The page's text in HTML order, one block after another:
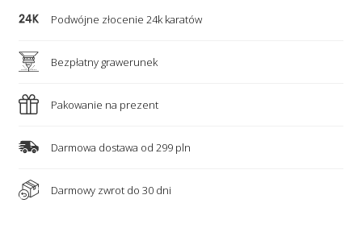
symbol
miłości
Podwójne złocenie 24k karatów
Bezpłatny grawerunek
Pakowanie na prezent
Darmowa dostawa od 299 pln
Darmowy zwrot do 30 dni